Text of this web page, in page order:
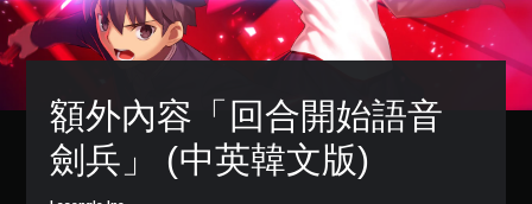
額外內容「回合開始語音
劍兵」 (中英韓文版)